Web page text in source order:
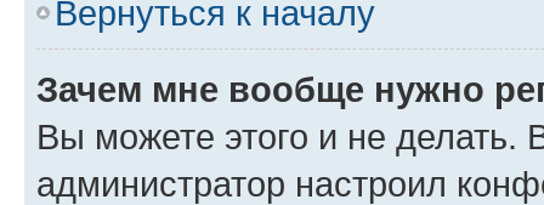
Вернуться к началу
Зачем мне вообще нужно
Вы можете этого и не делать.
администратор настроил